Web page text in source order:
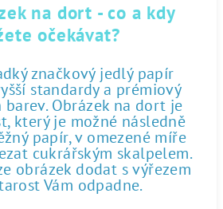
na dort - co a kdy
očekávat?
značkový jedlý papír
standardy a prémiový
Obrázek na dort je
který je možné následně
papír, v omezené míře
cukrářským skalpelem.
obrázek dodat s výřezem
Vám odpadne.